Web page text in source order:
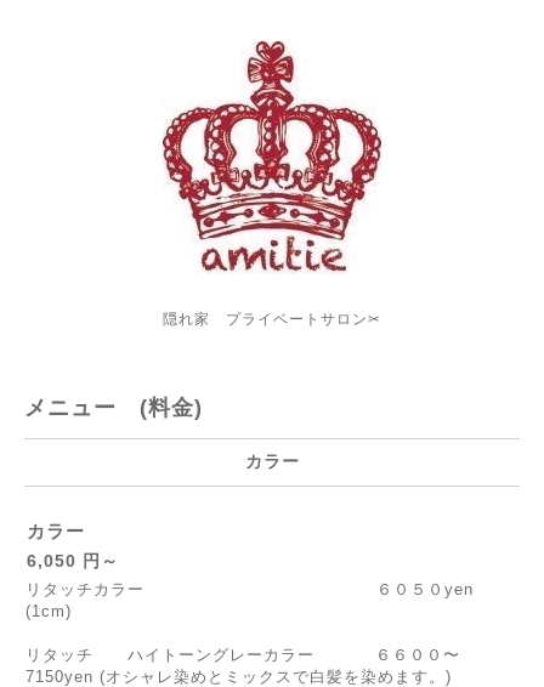
隠れ家 プライベートサロン✂︎
メニュー (料金)
カラー
カラー
6,050 円～
リタッチカラー ６０５０yen
(1cm)
リタッチ ハイトーングレーカラー ６６００〜
7150yen (オシャレ染めとミックスで白髪を染めます。)